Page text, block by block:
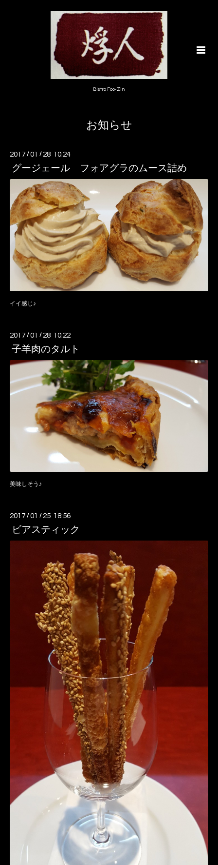
Bistro Foo-Zin
お知らせ
2017 /01 / 28 10:24
グージェール フォアグラのムース詰め
イイ感じ♪
2017 /01 / 28 10:22
子羊肉のタルト
美味しそう♪
2017 /01 / 25 18:56
ビアスティック